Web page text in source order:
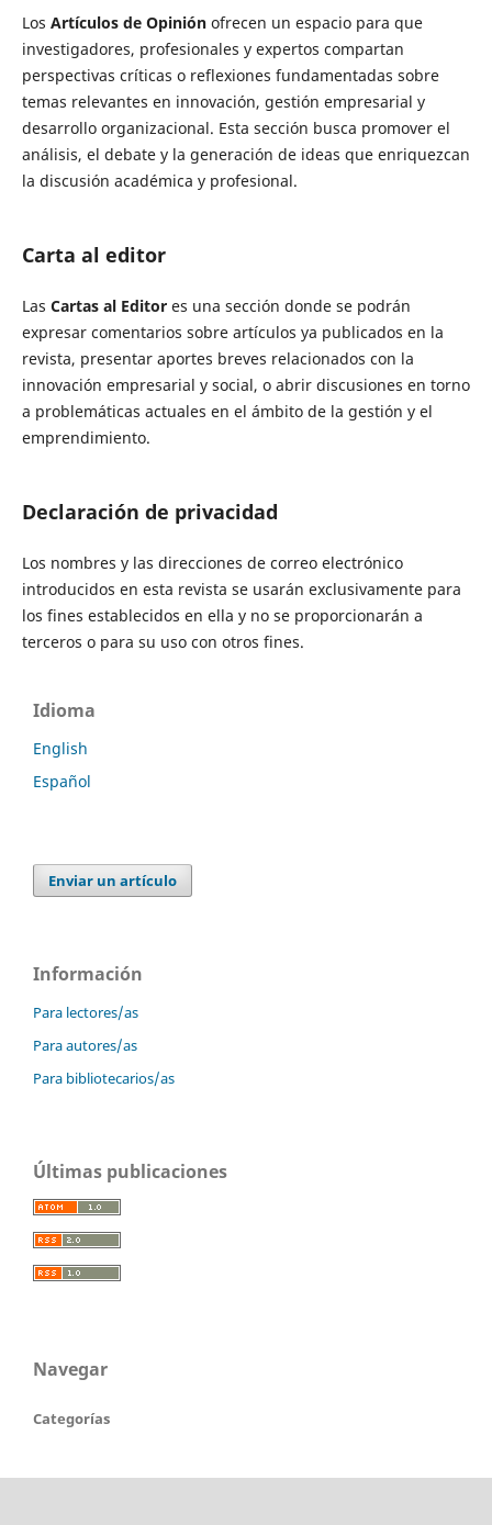
Los Artículos de Opiniónofrecen un espacio para que
investigadores, profesionales y expertos compartan
perspectivas críticas o reflexiones fundamentadas sobre
temas relevantes en innovación, gestión empresarial y
desarrollo organizacional. Esta sección busca promover el
análisis, el debate y la generación de ideas que enriquezcan
la discusión académica y profesional.
Carta al editor
Las Cartas al Editores una sección donde se podrán
expresar comentarios sobre artículos ya publicados en la
revista, presentar aportes breves relacionados con la
innovación empresarial y social, o abrir discusiones en torno
a problemáticas actuales en el ámbito de la gestión y el
emprendimiento.
Declaración de privacidad
Los nombres y las direcciones de correo electrónico
introducidos en esta revista se usarán exclusivamente para
los fines establecidos en ella y no se proporcionarán a
terceros o para su uso con otros fines.
Idioma
English
Español
Enviar un artículo
Información
Para lectores/as
Para autores/as
Para bibliotecarios/as
Últimas publicaciones
Navegar
Categorías